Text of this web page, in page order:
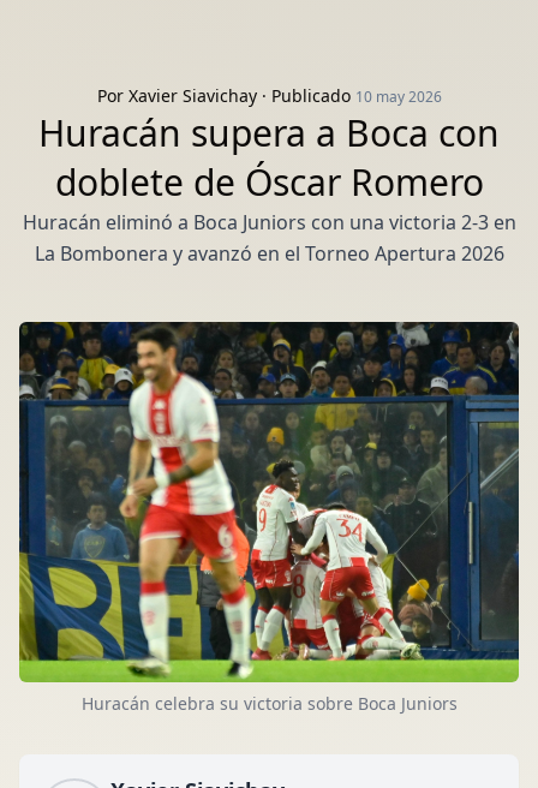
Por Xavier Siavichay· Publicado 10 may 2026
Huracán supera a Boca con
doblete de Óscar Romero
Huracán eliminó a Boca Juniors con una victoria 2-3 en
La Bombonera y avanzó en el Torneo Apertura 2026
Huracán celebra su victoria sobre Boca Juniors